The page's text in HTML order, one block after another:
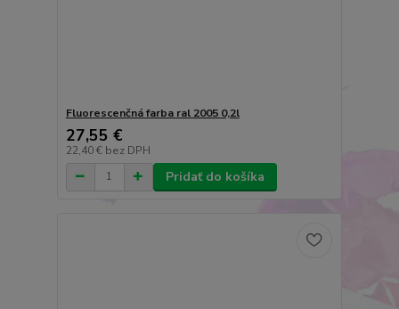
Fluorescenčná farba ral 2005 0,2l
27,55 €
22,40 € bez DPH
Pridať do košíka